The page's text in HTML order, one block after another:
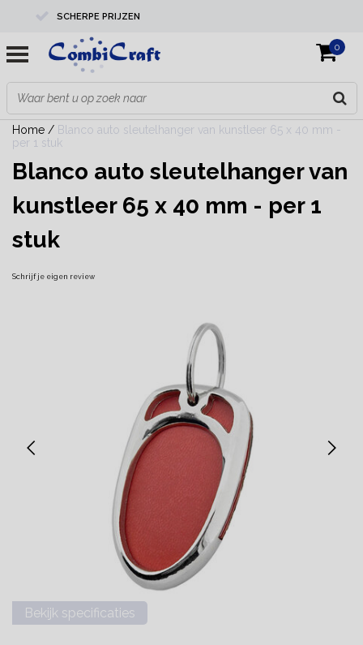
SCHERPE PRIJZEN
PROFESSIONELE KWALITEIT
EXPERTS IN MAATWERK
0
Home / Blanco auto sleutelhanger van kunstleer 65 x 40 mm -
per 1 stuk
Blanco auto sleutelhanger van
kunstleer 65 x 40 mm - per 1
stuk
Schrijf je eigen review
Bekijk specificaties